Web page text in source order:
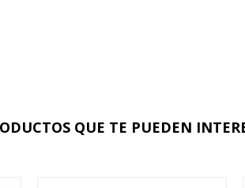
QUE TE PUEDEN